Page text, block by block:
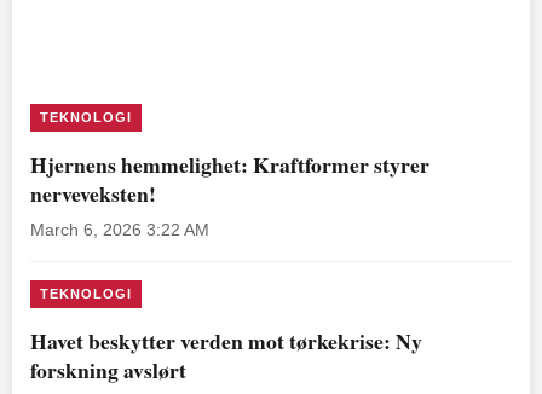
TEKNOLOGI
Hjernens hemmelighet: Kraftformer styrer
nerveveksten!
March 6, 2026 3:22 AM
TEKNOLOGI
Havet beskytter verden mot tørkekrise: Ny
forskning avslørt